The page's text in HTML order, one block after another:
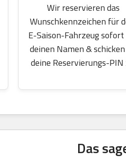
Wir reservieren das
Wunschkennzeichen für
E-Saison-Fahrzeug
deinen Namen &
deine Reservierungs-PIN
Das